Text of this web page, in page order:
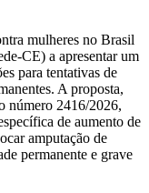
mulheres no Brasil
CE) a apresentar um
para tentativas de
A proposta,
número 2416/2026,
de aumento de
amputação de
permanente e grave